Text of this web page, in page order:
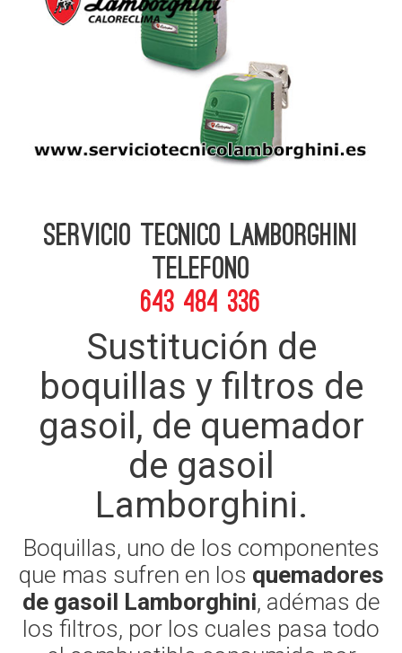
Servicio Tecnico Lamborghini
telefono
643 484 336
Sustitución de
boquillas y filtros de
gasoil, de quemador
de gasoil
Lamborghini.
Boquillas, uno de los componentes
que mas sufren en los quemadores
de gasoil Lamborghini, adémas de
los filtros, por los cuales pasa todo